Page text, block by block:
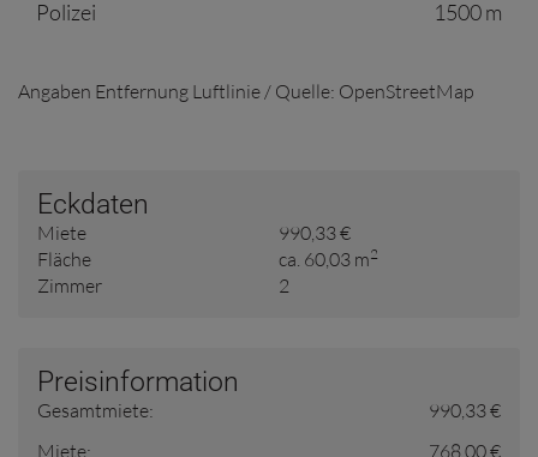
Polizei
1500 m
Angaben Entfernung Luftlinie / Quelle: OpenStreetMap
Eckdaten
Miete
990,33 €
Fläche
ca. 60,03 m2
Zimmer 2
Preisinformation
Gesamtmiete:
990,33 €
Miete:
768,00 €